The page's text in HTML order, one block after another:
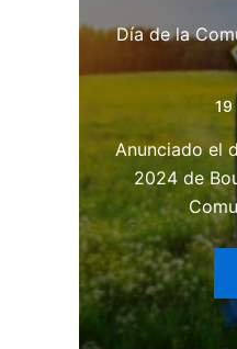
Día de la
19
Anunciado el
2024 de